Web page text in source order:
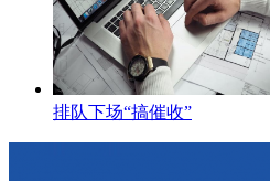
排队下场“搞催收”